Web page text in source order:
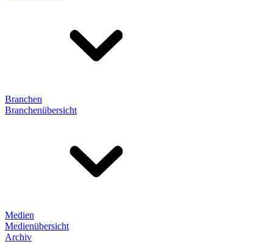
Branchen
Branchenübersicht
Medien
Medienübersicht
Archiv